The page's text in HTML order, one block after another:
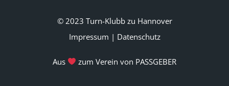
© 2023 Turn-Klubb zu Hannover
Impressum | Datenschutz
Aus zum Verein von PASSGEBER